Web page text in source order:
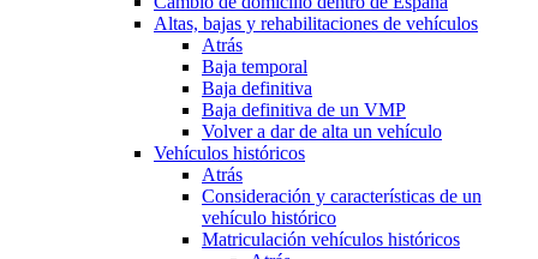
Altas, bajas y rehabilitaciones de vehículos
Atrás
Baja temporal
Baja definitiva
Baja definitiva de un VMP
Volver a dar de alta un vehículo
Vehículos históricos
Atrás
Consideración y características de un
vehículo histórico
Matriculación vehículos históricos